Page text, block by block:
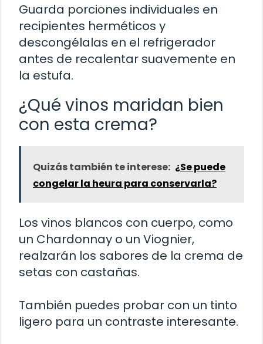
Guarda porciones individuales en
recipientes herméticos y
descongélalas en el refrigerador
antes de recalentar suavemente en
la estufa.
¿Qué vinos maridan bien
con esta crema?
Quizás también te interese: ¿Se puede
congelar la heura para conservarla?
Los vinos blancos con cuerpo, como
un Chardonnay o un Viognier,
realzarán los sabores de la crema de
setas con castañas.
También puedes probar con un tinto
ligero para un contraste interesante.